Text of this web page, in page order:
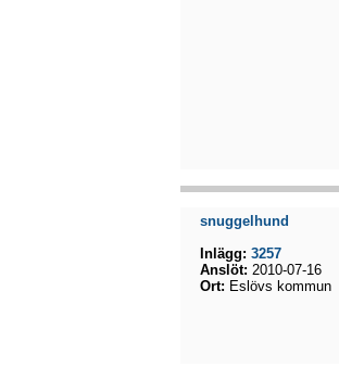
snuggelhund
Inlägg: 3257
Anslöt: 2010-07-16
Ort: Eslövs kommun